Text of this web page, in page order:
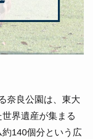
奈良公園は、東大
界遺産が集まる
140個分という広